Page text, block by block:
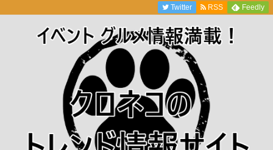
Twitter RSS Feedly